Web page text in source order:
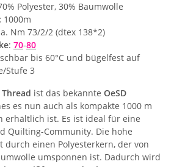
Polyester, 30% Baumwolle
1000m
Nm 73/2/2 (dtex 138*2)
: 70-80
bis 60°C und bügelfest auf
Stufe 3
ist das bekannte OeSD
es nun auch als kompakte 1000 m
erhältlich ist. Es ist ideal für eine
Quilting-Community. Die hohe
durch einen Polyesterkern, der von
umsponnen ist. Dadurch wird